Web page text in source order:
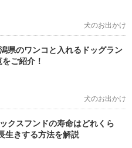
犬のお出かけ
県のワンコと入れるドッグラン
ご紹介！
犬のお出かけ
クスフンドの寿命はどれくら
生きする方法を解説